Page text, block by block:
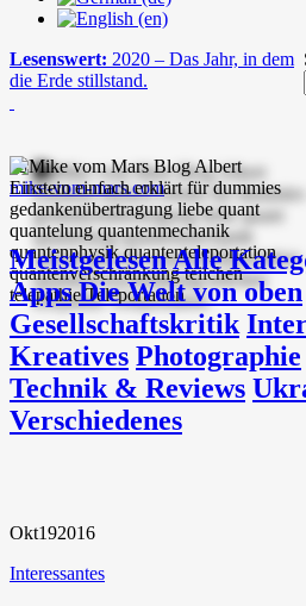
Lesenswert: 2020 – Das Jahr, in dem
die Erde stillstand.
mike-vom-mars.com
MeistgelesenAlle
Apps Die Welt von oben
Gesellschaftskritik
Kreatives Photographie
Technik & Reviews
Verschiedenes
Okt192016
Interessantes